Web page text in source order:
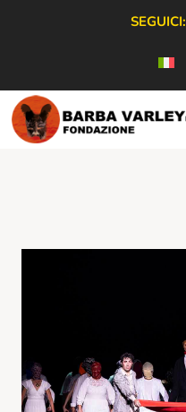
SEGUICI: